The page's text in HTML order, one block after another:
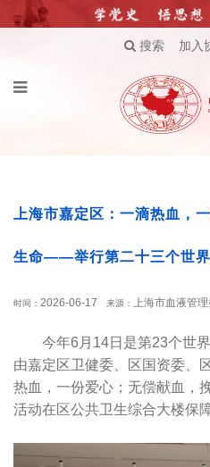
搜索 加入
上海市嘉定区：一滴热血，
生命——举行第二十三个世
时间： 2026-06-17 来源： 上海市血液管
今年6月14日是第23个世界
由嘉定区卫健委、区国资委、
热血，一份爱心；无偿献血，
活动在区公共卫生综合大楼保